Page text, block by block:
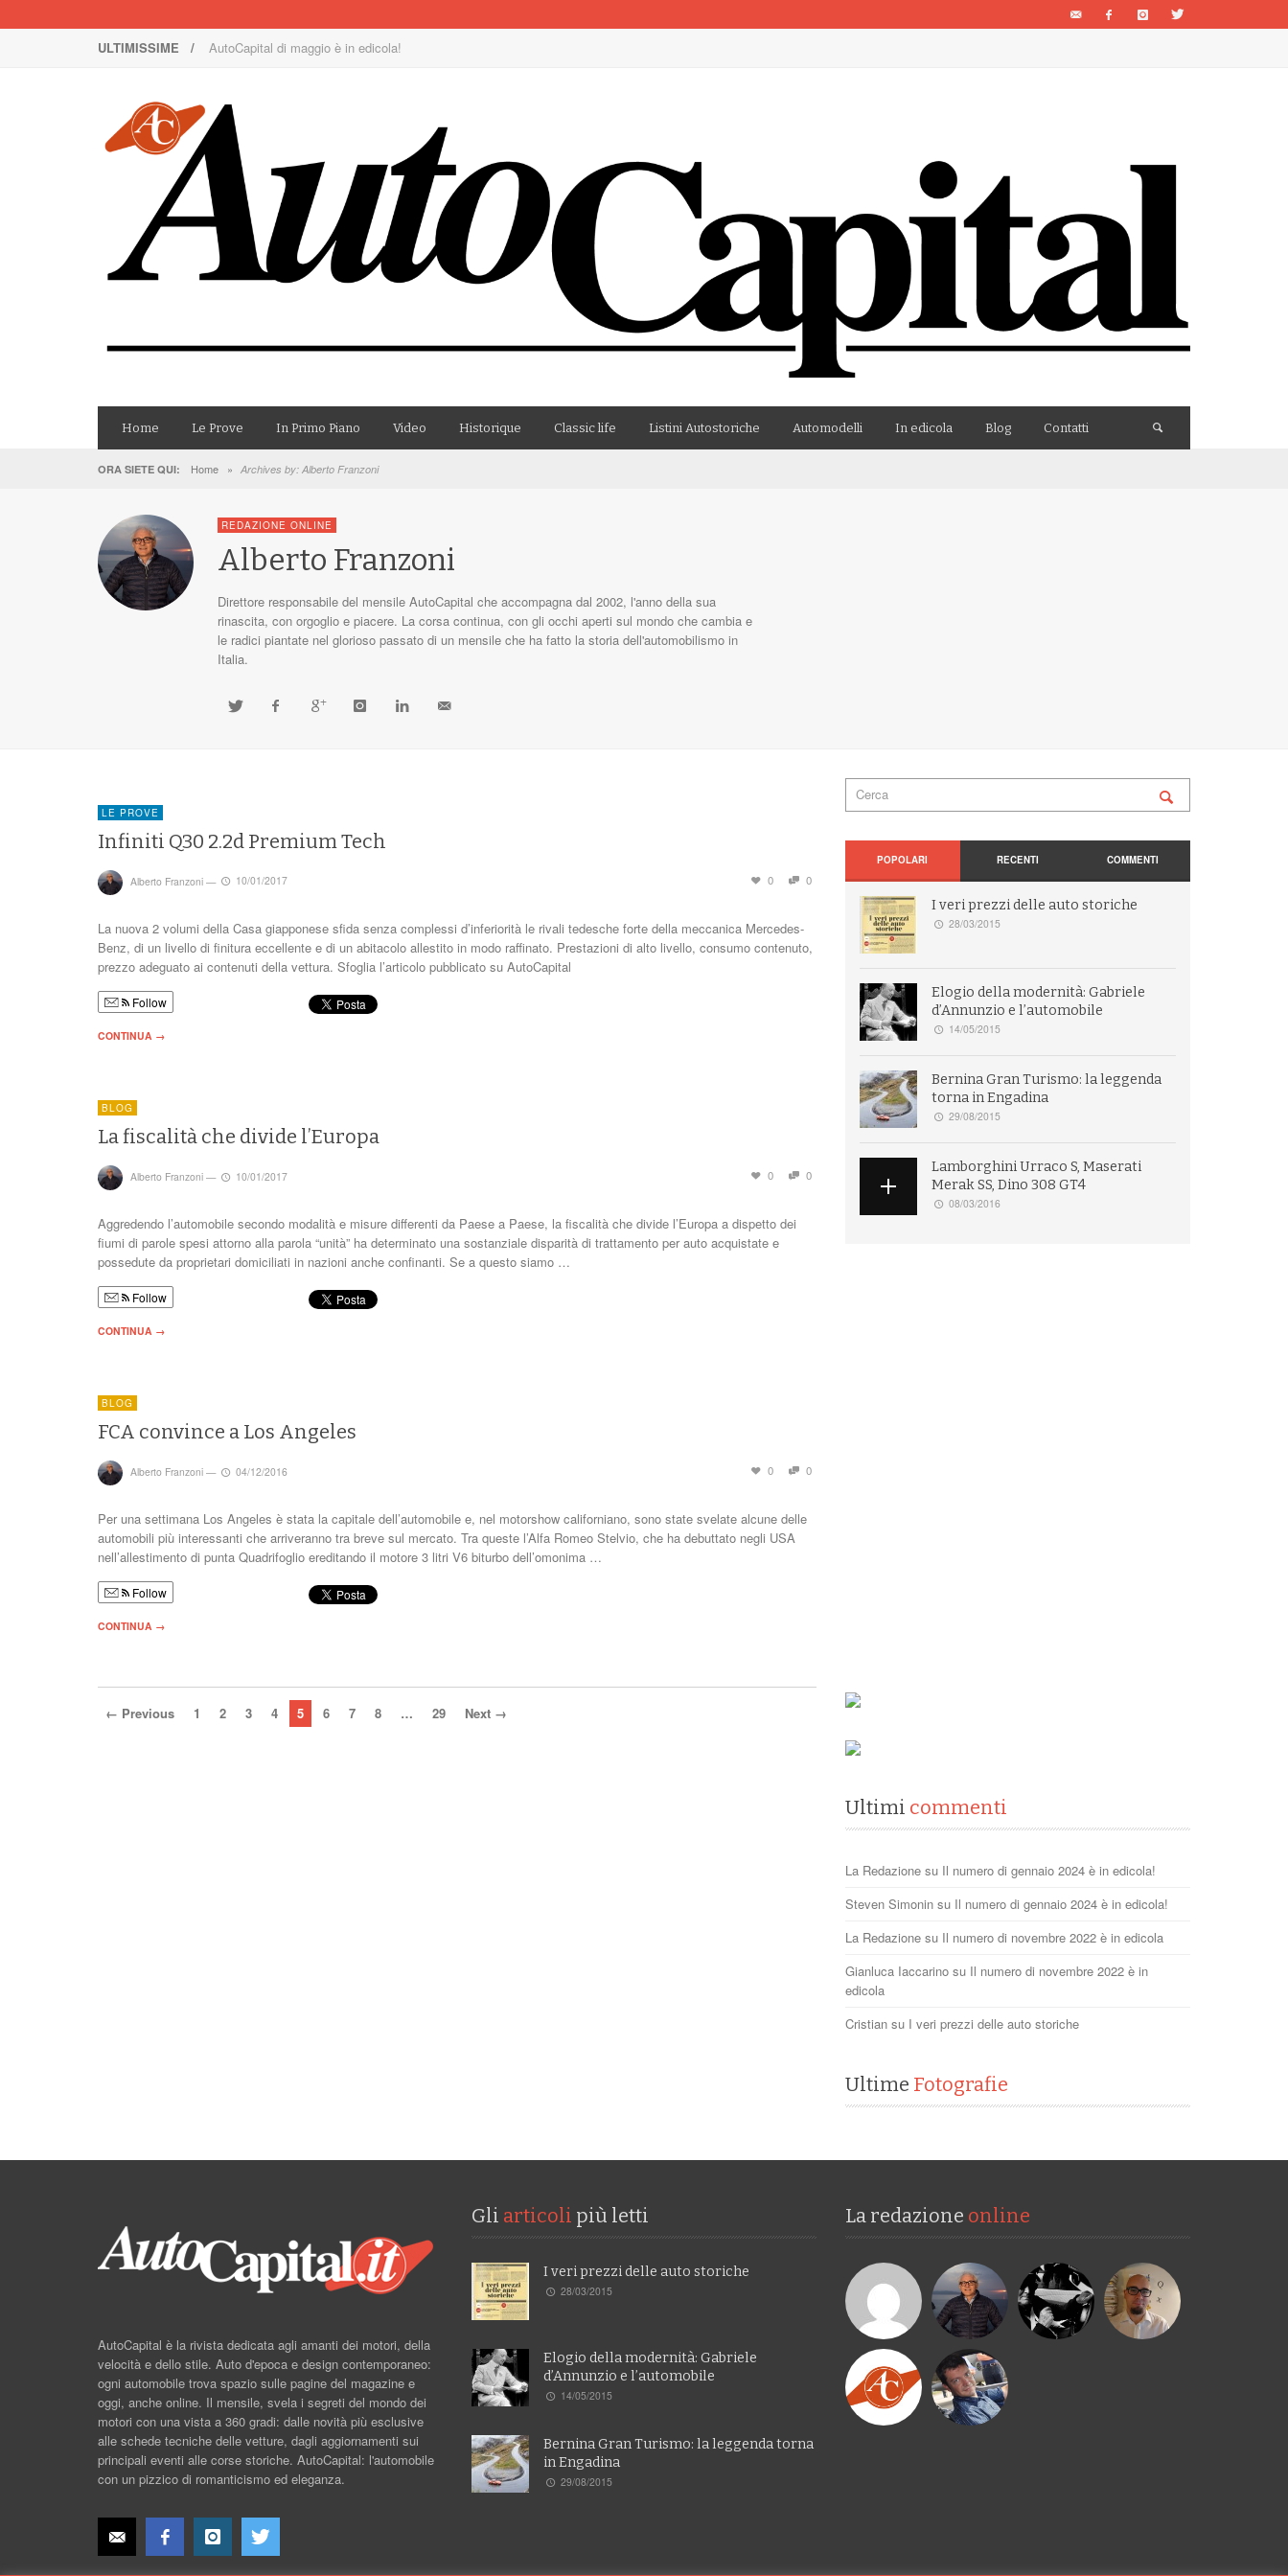
ULTIMISSIME / AutoCapital di maggio è in edicola!
1000 Miglia: un team rosa sulla rossa
Il Concorso Villa d’Este è ai nastri di partenza
I SUV Premium Omoda & Jaecoo
Il ritorno della Lancia nei rally
AutoCapital di marzo è in edicola!
AutoCapital di febbraio è in edicola!
Home Le Prove In Primo Piano Video Historique Classic life Listini Autostoriche Automodelli In edicola Blog Contatti
ORA SIETE QUI: Home » Archives by: Alberto Franzoni
REDAZIONE ONLINE
Alberto Franzoni
Direttore responsabile del mensile AutoCapital che accompagna dal 2002, l'anno della sua
rinascita, con orgoglio e piacere. La corsa continua, con gli occhi aperti sul mondo che cambia e
le radici piantate nel glorioso passato di un mensile che ha fatto la storia dell'automobilismo in
Italia.
LE PROVE
Infiniti Q30 2.2d Premium Tech
Alberto Franzoni — 10/01/2017 0 0
La nuova 2 volumi della Casa giapponese sfida senza complessi d’inferiorità le rivali tedesche forte della meccanica Mercedes-
Benz, di un livello di finitura eccellente e di un abitacolo allestito in modo raffinato. Prestazioni di alto livello, consumo contenuto,
prezzo adeguato ai contenuti della vettura. Sfoglia l’articolo pubblicato su AutoCapital
Follow
CONTINUA →
BLOG
La fiscalità che divide l’Europa
Alberto Franzoni — 10/01/2017 0 0
Aggredendo l’automobile secondo modalità e misure differenti da Paese a Paese, la fiscalità che divide l’Europa a dispetto dei
fiumi di parole spesi attorno alla parola “unità” ha determinato una sostanziale disparità di trattamento per auto acquistate e
possedute da proprietari domiciliati in nazioni anche confinanti. Se a questo siamo …
Follow
CONTINUA →
BLOG
FCA convince a Los Angeles
Alberto Franzoni — 04/12/2016 0 0
Per una settimana Los Angeles è stata la capitale dell’automobile e, nel motorshow californiano, sono state svelate alcune delle
automobili più interessanti che arriveranno tra breve sul mercato. Tra queste l’Alfa Romeo Stelvio, che ha debuttato negli USA
nell’allestimento di punta Quadrifoglio ereditando il motore 3 litri V6 biturbo dell’omonima …
Follow
CONTINUA →
← Previous 1 2 3 4 5 6 7 8 … 29 Next →
POPOLARI RECENTI COMMENTI
I veri prezzi delle auto storiche
28/03/2015
Elogio della modernità: Gabriele
d’Annunzio e l’automobile
14/05/2015
Bernina Gran Turismo: la leggenda
torna in Engadina
29/08/2015
Lamborghini Urraco S, Maserati
Merak SS, Dino 308 GT4
08/03/2016
Ultimi commenti
La Redazione su Il numero di gennaio 2024 è in edicola!
Steven Simonin su Il numero di gennaio 2024 è in edicola!
La Redazione su Il numero di novembre 2022 è in edicola
Gianluca Iaccarino su Il numero di novembre 2022 è in
edicola
Cristian su I veri prezzi delle auto storiche
Ultime Fotografie
AutoCapital è la rivista dedicata agli amanti dei motori, della
velocità e dello stile. Auto d'epoca e design contemporaneo:
ogni automobile trova spazio sulle pagine del magazine e
oggi, anche online. Il mensile, svela i segreti del mondo dei
motori con una vista a 360 gradi: dalle novità più esclusive
alle schede tecniche delle vetture, dagli aggiornamenti sui
principali eventi alle corse storiche. AutoCapital: l'automobile
con un pizzico di romanticismo ed eleganza.
Gli articoli più letti
I veri prezzi delle auto storiche
28/03/2015
Elogio della modernità: Gabriele
d’Annunzio e l’automobile
14/05/2015
Bernina Gran Turismo: la leggenda torna
in Engadina
29/08/2015
La redazione online